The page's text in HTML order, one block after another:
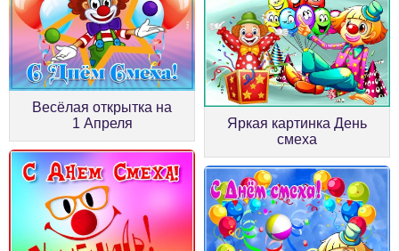
Весёлая открытка на
1 Апреля
Яркая картинка День
смеха